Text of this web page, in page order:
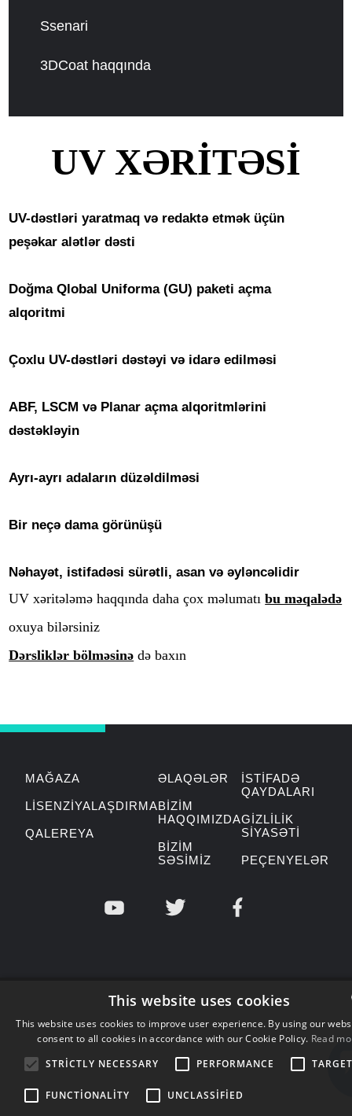
Ssenari
3DCoat haqqında
UV XƏRİTƏSİ
UV-dəstləri yaratmaq və redaktə etmək üçün
peşəkar alətlər dəsti
Doğma Qlobal Uniforma (GU) paketi açma
alqoritmi
Çoxlu UV-dəstləri dəstəyi və idarə edilməsi
ABF, LSCM və Planar açma alqoritmlərini
dəstəkləyin
Ayrı-ayrı adaların düzəldilməsi
Bir neçə dama görünüşü
Nəhayət, istifadəsi sürətli, asan və əyləncəlidir
UV xəritələmə haqqında daha çox məlumatıbu məqalədə
oxuya bilərsiniz
Dərsliklər bölməsinə də baxın
MAĞAZA
LISENZIYALAŞDIRMA
QALEREYA
ƏLAQƏLƏR
BIZIM
HAQQIMIZDA
BIZIM
SƏSIMIZ
İSTIFADƏ
QAYDALARI
GIZLILIK
SIYASƏTI
PEÇENYELƏR
This website uses cookies
This website uses cookies to improve user experience. By using our
consent to all cookies in accordance with our Cookie Policy. Read
STRICTLY NECESSARY
PERFORMANCE
FUNCTIONALITY UNCLASSIFIED